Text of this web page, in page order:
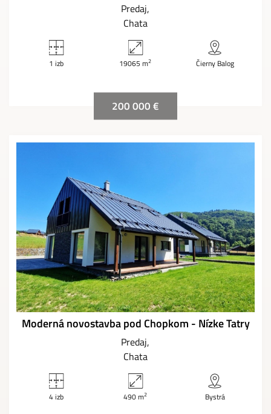
Predaj
Chata
1 izb 19065 m2 Čierny Balog
200 000 €
Moderná novostavba pod Chopkom - Nízke Tatry
Predaj
Chata
4 izb 490 m2 Bystrá